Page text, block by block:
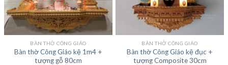
BÀN THỜ CÔNG GIÁO
Bàn thờ Công Giáo kệ 1m4 +
tượng gỗ 80cm
BÀN THỜ CÔNG GIÁO
Bàn thờ Công Giáo kệ đục +
tượng Composite 30cm